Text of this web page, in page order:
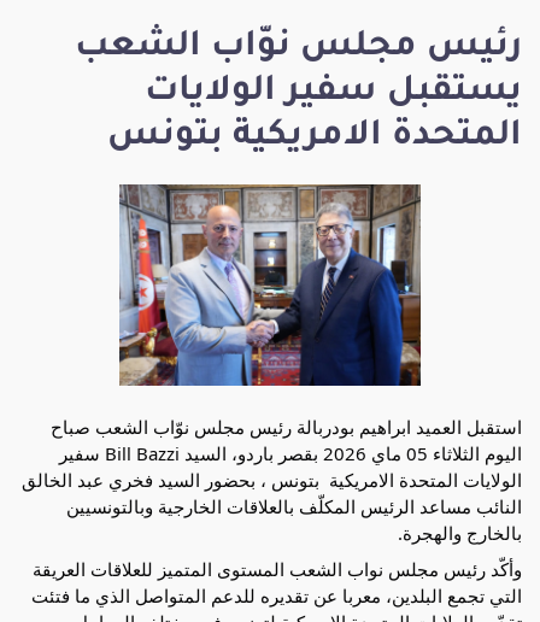
رئيس مجلس نوّاب الشعب
يستقبل سفير الولايات
المتحدة الامريكية بتونس
بالخارج والهجرة.